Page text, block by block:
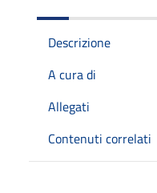
Descrizione
A cura di
Allegati
Contenuti correlati